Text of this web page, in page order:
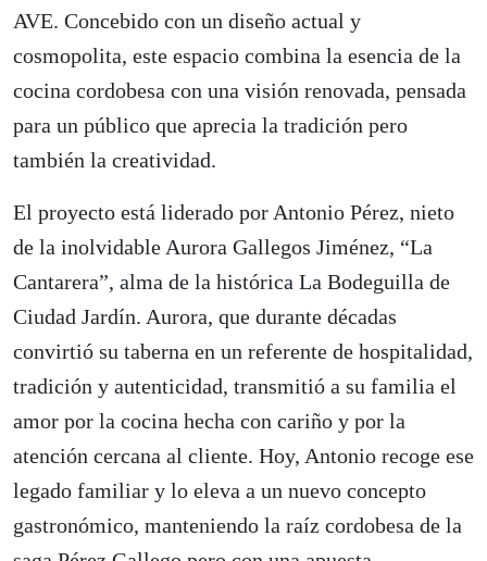
AVE. Concebido con un diseño actual y
cosmopolita, este espacio combina la esencia de la
cocina cordobesa con una visión renovada, pensada
para un público que aprecia la tradición pero
también la creatividad.
El proyecto está liderado por Antonio Pérez, nieto
de la inolvidable Aurora Gallegos Jiménez, “La
Cantarera”, alma de la histórica La Bodeguilla de
Ciudad Jardín. Aurora, que durante décadas
convirtió su taberna en un referente de hospitalidad,
tradición y autenticidad, transmitió a su familia el
amor por la cocina hecha con cariño y por la
atención cercana al cliente. Hoy, Antonio recoge ese
legado familiar y lo eleva a un nuevo concepto
gastronómico, manteniendo la raíz cordobesa de la